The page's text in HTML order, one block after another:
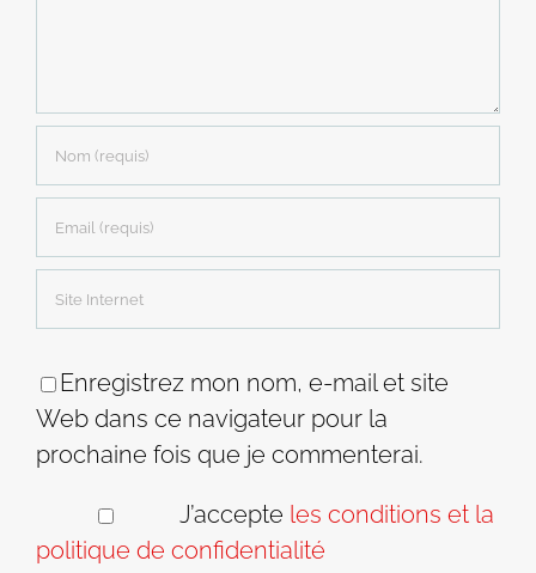
Enregistrez mon nom, e-mail et site
Web dans ce navigateur pour la
prochaine fois que je commenterai.
J’accepte les conditions et la
politique de confidentialité